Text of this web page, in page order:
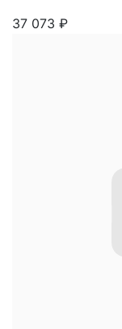
37 073 ₽